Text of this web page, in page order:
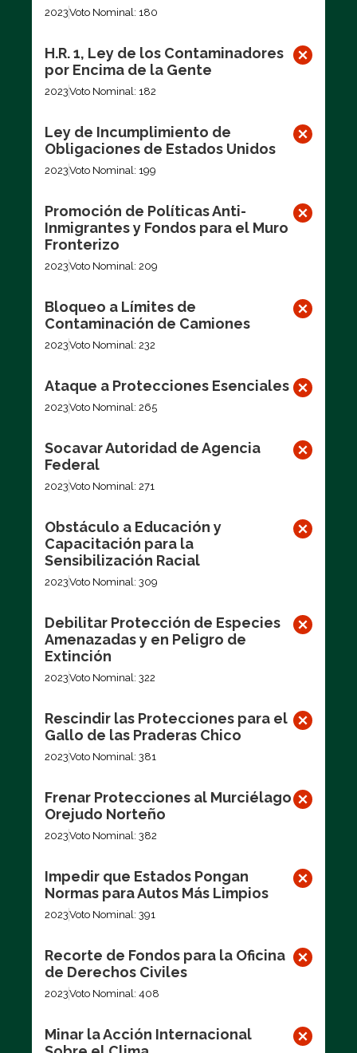
2023Voto Nominal: 180
H.R. 1, Ley de los Contaminadores
por Encima de la Gente
2023Voto Nominal: 182
Ley de Incumplimiento de
Obligaciones de Estados Unidos
2023Voto Nominal: 199
Promoción de Políticas Anti-
Inmigrantes y Fondos para el Muro
Fronterizo
2023Voto Nominal: 209
Bloqueo a Límites de
Contaminación de Camiones
2023Voto Nominal: 232
Ataque a Protecciones Esenciales
2023Voto Nominal: 265
Socavar Autoridad de Agencia
Federal
2023Voto Nominal: 271
Obstáculo a Educación y
Capacitación para la
Sensibilización Racial
2023Voto Nominal: 309
Debilitar Protección de Especies
Amenazadas y en Peligro de
Extinción
2023Voto Nominal: 322
Rescindir las Protecciones para el
Gallo de las Praderas Chico
2023Voto Nominal: 381
Frenar Protecciones al Murciélago
Orejudo Norteño
2023Voto Nominal: 382
Impedir que Estados Pongan
Normas para Autos Más Limpios
2023Voto Nominal: 391
Recorte de Fondos para la Oficina
de Derechos Civiles
2023Voto Nominal: 408
Minar la Acción Internacional